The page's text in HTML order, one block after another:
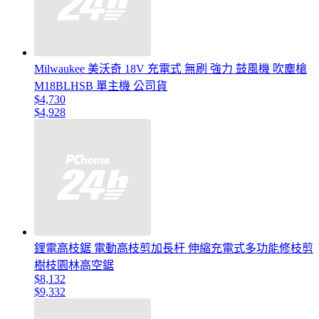
Milwaukee 美沃奇 18V 充電式 無刷 強力 鼓風機 吹塵槍
M18BLHSB 單主機 公司貨
$4,730
$4,928
鋰電高枝鋸 電動高枝剪加長杆 伸縮充電式多功能修枝剪
樹枝園林高空鋸
$8,132
$9,332